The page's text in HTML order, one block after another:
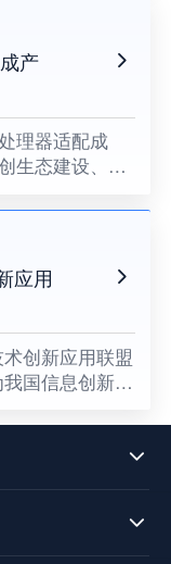
产
理器适配成
生态建设、关
应用
创新应用联盟
国信息创新发